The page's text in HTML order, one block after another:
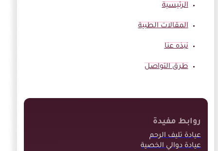
الرئيسية
المقالات الطبية
نبذه عنا
طرق التواصل
روابط مفيدة
عيادة تليف الرحم
عيادة دوالي الخصية